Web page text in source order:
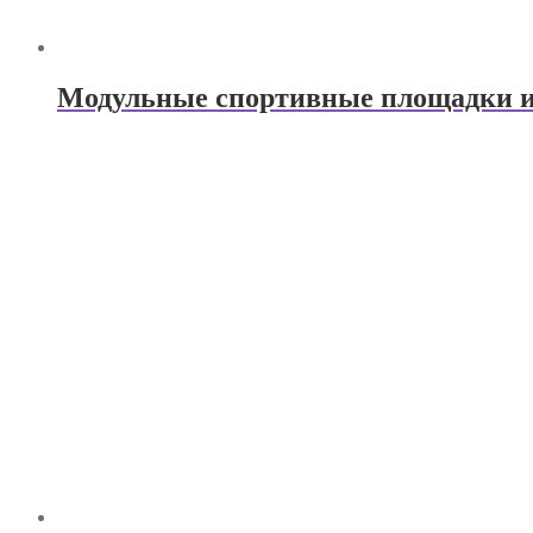
Модульные спортивные площадки